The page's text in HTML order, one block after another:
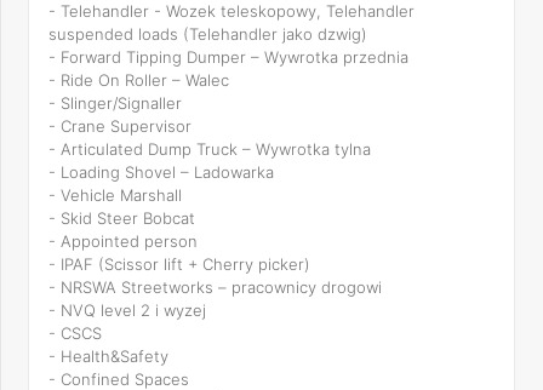
- Telehandler - Wozek teleskopowy, Telehandler
suspended loads (Telehandler jako dzwig)
- Forward Tipping Dumper – Wywrotka przednia
- Ride On Roller – Walec
- Slinger/Signaller
- Crane Supervisor
- Articulated Dump Truck – Wywrotka tylna
- Loading Shovel – Ladowarka
- Vehicle Marshall
- Skid Steer Bobcat
- Appointed person
- IPAF (Scissor lift + Cherry picker)
- NRSWA Streetworks – pracownicy drogowi
- NVQ level 2 i wyzej
- CSCS
- Health&Safety
- Confined Spaces